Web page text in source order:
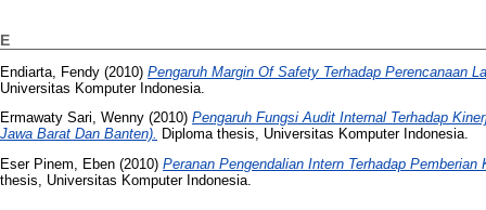
E
Endiarta, Fendy (2010) Pengaruh Margin Of Safety Terhadap Perencanaan
Universitas Komputer Indonesia.
Ermawaty Sari, Wenny (2010) Pengaruh Fungsi Audit Internal Terhadap
Jawa Barat Dan Banten). Diploma thesis, Universitas Komputer Indonesia.
Eser Pinem, Eben (2010) Peranan Pengendalian Intern Terhadap
thesis, Universitas Komputer Indonesia.